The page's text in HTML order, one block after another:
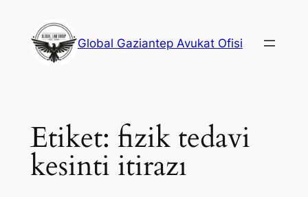
Global Gaziantep Avukat Ofisi
Etiket: fizik tedavi
kesinti itirazı